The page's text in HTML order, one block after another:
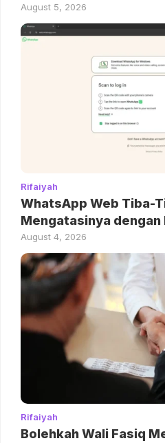
August 5, 2026
Rifaiyah
WhatsApp Web Tiba-
Mengatasinya dengan
August 4, 2026
Rifaiyah
Bolehkah Wali Fasiq